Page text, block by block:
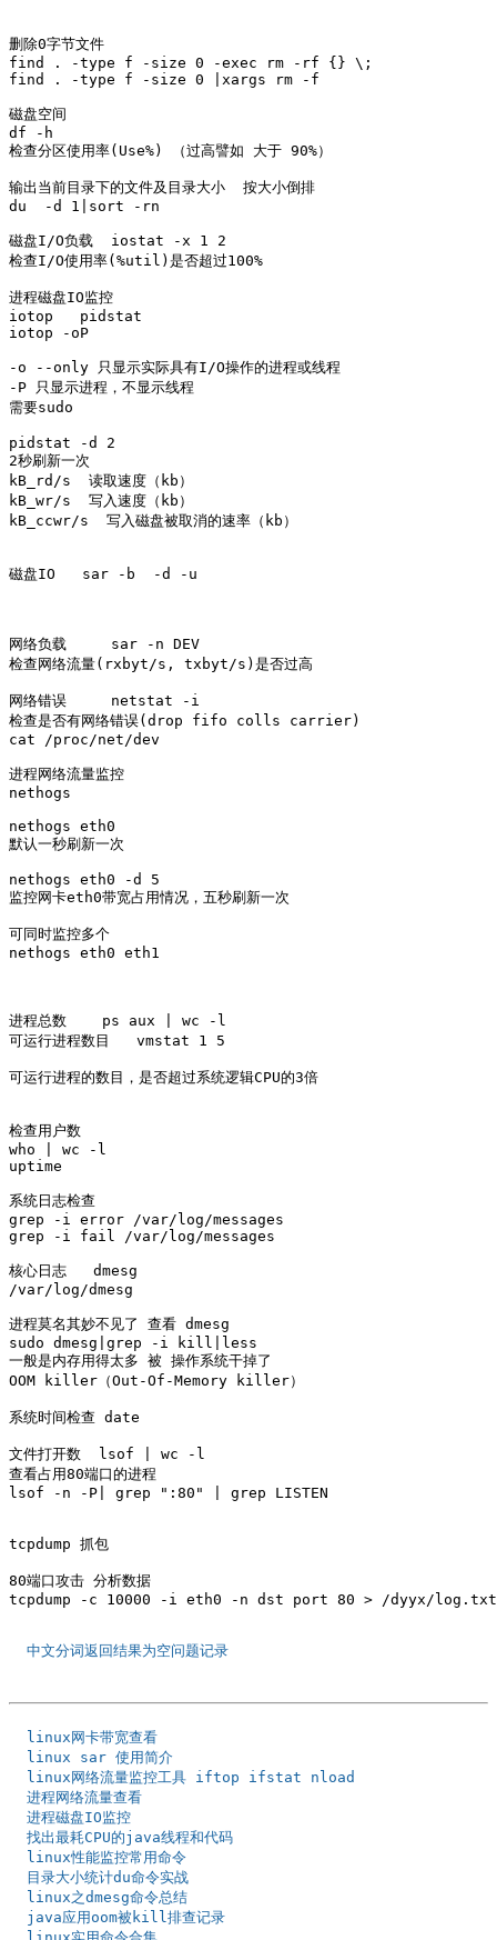
删除0字节文件
find . -type f -size 0 -exec rm -rf {} \;
find . -type f -size 0 |xargs rm -f
磁盘空间
df -h
检查分区使用率(Use%) （过高譬如 大于 90%）
输出当前目录下的文件及目录大小  按大小倒排
du  -d 1|sort -rn
磁盘I/O负载  iostat -x 1 2
检查I/O使用率(%util)是否超过100%
进程磁盘IO监控
iotop   pidstat
iotop -oP
-o --only 只显示实际具有I/O操作的进程或线程
-P 只显示进程，不显示线程
需要sudo
pidstat -d 2
2秒刷新一次
kB_rd/s  读取速度（kb）
kB_wr/s  写入速度（kb）
kB_ccwr/s  写入磁盘被取消的速率（kb）
磁盘IO   sar -b  -d -u
网络负载     sar -n DEV
检查网络流量(rxbyt/s, txbyt/s)是否过高
网络错误     netstat -i
检查是否有网络错误(drop fifo colls carrier)
cat /proc/net/dev
进程网络流量监控
nethogs
nethogs eth0
默认一秒刷新一次
nethogs eth0 -d 5
监控网卡eth0带宽占用情况，五秒刷新一次
可同时监控多个
nethogs eth0 eth1
进程总数    ps aux | wc -l
可运行进程数目   vmstat 1 5
可运行进程的数目，是否超过系统逻辑CPU的3倍
检查用户数
who | wc -l
uptime
系统日志检查
grep -i error /var/log/messages
grep -i fail /var/log/messages
核心日志   dmesg
/var/log/dmesg
进程莫名其妙不见了 查看 dmesg
sudo dmesg|grep -i kill|less
一般是内存用得太多 被 操作系统干掉了
OOM killer（Out-Of-Memory killer）
系统时间检查 date
文件打开数  lsof | wc -l
查看占用80端口的进程
lsof -n -P| grep ":80" | grep LISTEN
tcpdump 抓包
80端口攻击 分析数据
tcpdump -c 10000 -i eth0 -n dst port 80 > /dyyx/log.txt
  中文分词返回结果为空问题记录
  linux网卡带宽查看
  linux sar 使用简介
  linux网络流量监控工具 iftop ifstat nload
  进程网络流量查看
  进程磁盘IO监控
  找出最耗CPU的java线程和代码
  linux性能监控常用命令
  目录大小统计du命令实战
  linux之dmesg命令总结
  java应用oom被kill排查记录